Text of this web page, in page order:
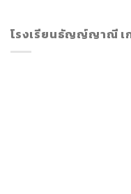
โรงเรียนธัญญ์ญาณี เก